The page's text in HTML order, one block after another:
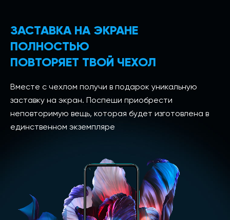
ЗАСТАВКА НА ЭКРАНЕ
ПОЛНОСТЬЮ
ПОВТОРЯЕТ ТВОЙ ЧЕХОЛ
Вместе с чехлом получи в подарок уникальную
заставку на экран. Поспеши приобрести
неповторимую вещь, которая будет изготовлена в
единственном экземпляре